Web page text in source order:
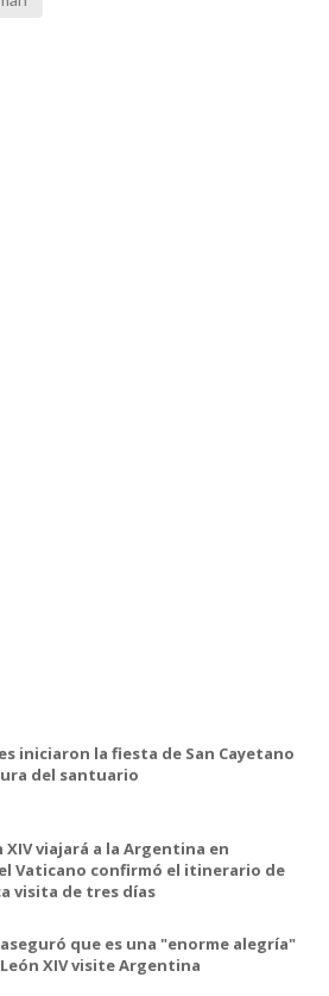
iniciaron la fiesta de San Cayetano
del santuario
XIV viajará a la Argentina en
Vaticano confirmó el itinerario de
visita de tres días
que es una "enorme alegría"
XIV visite Argentina